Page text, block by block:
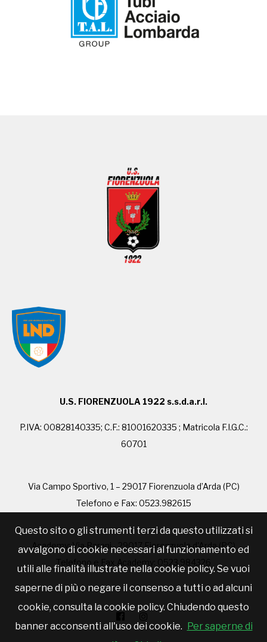
U.S. FIORENZUOLA 1922 s.s.d.a.r.l.
P.IVA: 00828140335; C.F.: 81001620335 ; Matricola F.I.G.C.:
60701
Via Campo Sportivo, 1 – 29017 Fiorenzuola d’Arda (PC)
Telefono e Fax: 0523.982615
Academy: Via Barani - 29017 Fiorenzuola d'Arda (PC)
Telefono e Fax Academy: 0523.984326
Questo sito o gli strumenti terzi da questo utilizzati si
avvalgono di cookie necessari al funzionamento ed
utili alle finalità illustrate nella cookie policy. Se vuoi
saperne di più o negare il consenso a tutti o ad alcuni
cookie, consulta la cookie policy. Chiudendo questo
banner acconsenti all'uso dei cookie. Per saperne di